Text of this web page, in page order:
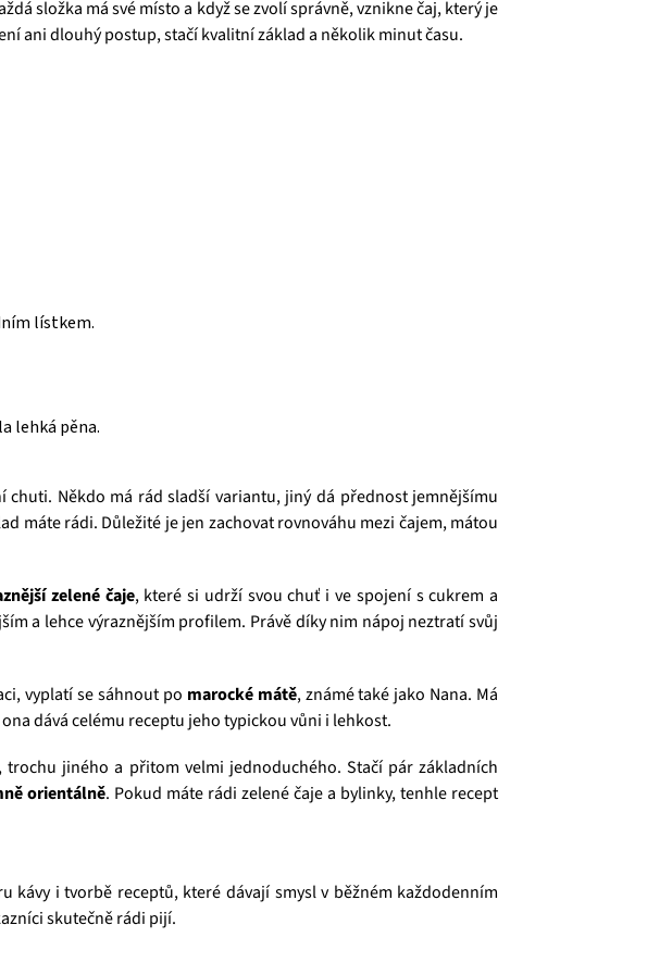
složka má své místo a když se zvolí správně, vznikne čaj, který je
ani dlouhý postup, stačí kvalitní základ a několik minut času.
lístkem.
lehká pěna.
Někdo má rád sladší variantu, jiný dá přednost jemnějšímu
máte rádi. Důležité je jen zachovat rovnováhu mezi čajem, mátou
zelené čaje, které si udrží svou chuť i ve spojení s cukrem a
a lehce výraznějším profilem. Právě díky nim nápoj neztratí svůj
vyplatí se sáhnout po marocké mátě, známé také jako Nana. Má
dává celému receptu jeho typickou vůni i lehkost.
jiného a přitom velmi jednoduchého. Stačí pár základních
orientálně. Pokud máte rádi zelené čaje a bylinky, tenhle recept
kávy i tvorbě receptů, které dávají smysl v běžném každodenním
skutečně rádi pijí.